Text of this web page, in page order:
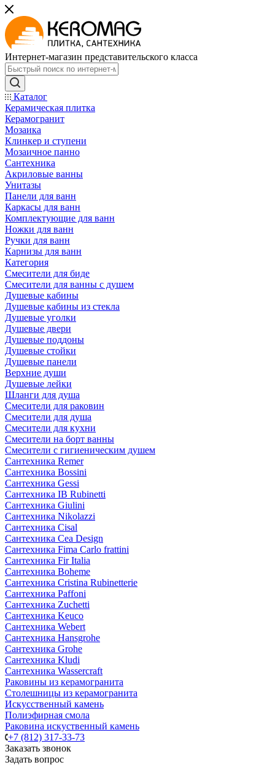
Интернет-магазин представительского класса
Каталог
Керамическая плитка
Керамогранит
Мозаика
Клинкер и ступени
Мозаичное панно
Сантехника
Акриловые ванны
Унитазы
Панели для ванн
Каркасы для ванн
Комплектующие для ванн
Ножки для ванн
Ручки для ванн
Карнизы для ванн
Категория
Смесители для биде
Смесители для ванны с душем
Душевые кабины
Душевые кабины из стекла
Душевые уголки
Душевые двери
Душевые поддоны
Душевые стойки
Душевые панели
Верхние души
Душевые лейки
Шланги для душа
Смесители для раковин
Смесители для душа
Смесители для кухни
Смесители на борт ванны
Смесители с гигиеническим душем
Сантехника Remer
Сантехника Bossini
Сантехника Gessi
Сантехника IB Rubinetti
Сантехника Giulini
Сантехника Nikolazzi
Сантехника Cisal
Сантехника Cea Design
Сантехника Fima Carlo frattini
Сантехника Fir Italia
Сантехника Boheme
Сантехника Cristina Rubinetterie
Сантехника Paffoni
Сантехника Zuchetti
Сантехника Keuco
Сантехника Webert
Сантехника Hansgrohe
Сантехника Grohe
Сантехника Kludi
Сантехника Wassercraft
Раковины из керамогранита
Столешницы из керамогранита
Искусственный камень
Полиэфирная смола
Раковина искуственный камень
+7 (812) 317-33-73
Заказать звонок
Задать вопрос